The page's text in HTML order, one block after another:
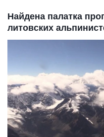
Найдена палатка
литовских